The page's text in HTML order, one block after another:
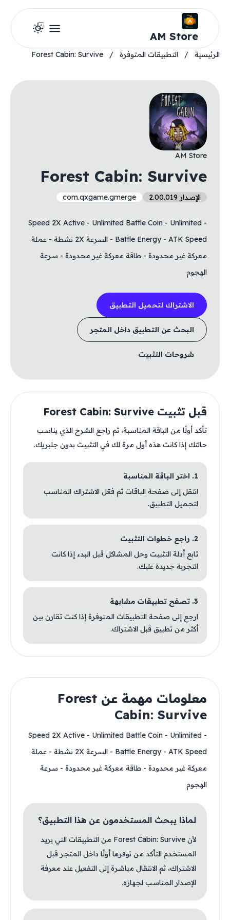
AM Store
الرئيسية / التطبيقات المتوفرة /
Forest Cabin: Survive
AM Store
Forest Cabin: Survive
الإصدار 2.00.019 com.qxgame.gmerge
- Speed 2X Active - Unlimited Battle Coin - Unlimited
Battle Energy - ATK Speed - السرعة 2X نشطة - عملة
معركة غير محدودة - طاقة معركة غير محدودة - سرعة
الهجوم
الاشتراك لتحميل التطبيق
البحث عن التطبيق داخل المتجر
شروحات التثبيت
قبل تثبيت Forest Cabin: Survive
تأكد أولًا من الباقة المناسبة، ثم راجع الشرح الذي يناسب
حالتك إذا كانت هذه أول مرة لك في التثبيت بدون جلبريك.
1. اختر الباقة المناسبة
انتقل إلى صفحة الباقات ثم فعّل الاشتراك المناسب
لتحميل التطبيق.
2. راجع خطوات التثبيت
تابع أدلة التثبيت وحل المشاكل قبل البدء إذا كانت
التجربة جديدة عليك.
3. تصفح تطبيقات مشابهة
ارجع إلى صفحة التطبيقات المتوفرة إذا كنت تقارن بين
أكثر من تطبيق قبل الاشتراك.
معلومات مهمة عن Forest
Cabin: Survive
- Speed 2X Active - Unlimited Battle Coin - Unlimited
Battle Energy - ATK Speed - السرعة 2X نشطة - عملة
معركة غير محدودة - طاقة معركة غير محدودة - سرعة
الهجوم
لماذا يبحث المستخدمون عن هذا التطبيق؟
لأن Forest Cabin: Survive من التطبيقات التي يريد
المستخدم التأكد من توفرها أولًا داخل المتجر قبل
الاشتراك، ثم الانتقال مباشرة إلى التفعيل عند معرفة
الإصدار المناسب لجهازه.